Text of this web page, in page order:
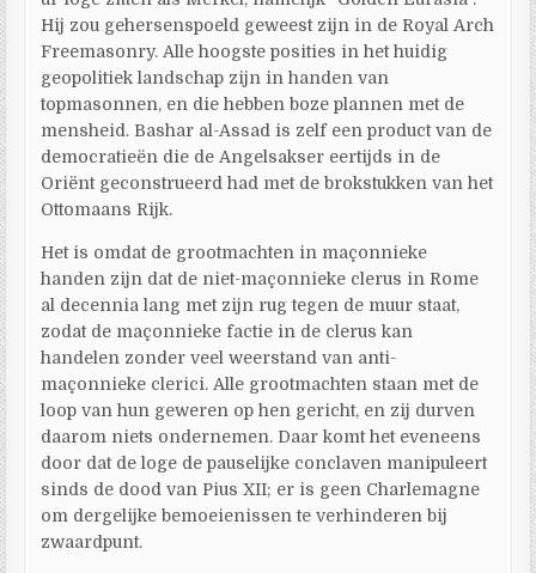
Hij zou gehersenspoeld geweest zijn in de Royal Arch
Freemasonry. Alle hoogste posities in het huidig
geopolitiek landschap zijn in handen van
topmasonnen, en die hebben boze plannen met de
mensheid. Bashar al-Assad is zelf een product van de
democratieën die de Angelsakser eertijds in de
Oriënt geconstrueerd had met de brokstukken van het
Ottomaans Rijk.
Het is omdat de grootmachten in maçonnieke
handen zijn dat de niet-maçonnieke clerus in Rome
al decennia lang met zijn rug tegen de muur staat,
zodat de maçonnieke factie in de clerus kan
handelen zonder veel weerstand van anti-
maçonnieke clerici. Alle grootmachten staan met de
loop van hun geweren op hen gericht, en zij durven
daarom niets ondernemen. Daar komt het eveneens
door dat de loge de pauselijke conclaven manipuleert
sinds de dood van Pius XII; er is geen Charlemagne
om dergelijke bemoeienissen te verhinderen bij
zwaardpunt.